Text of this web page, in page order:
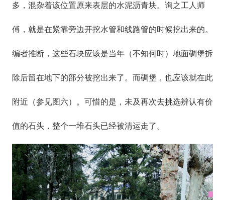
多，混杂着该位置原来表层的水泥沥青块。询之工人师
傅，就是在紧靠旁边开挖水管和线路管的时候挖出来的。
编者推断，这些石块应该是当年（不知何时）地面碉堡拆
除后留在地下的部分被挖出来了。而碉堡，也应该就在此
附近（参见图六）。可惜的是，未及再次去挑选辨认有价
值的石头，整个一堆石头已经被清运走了。